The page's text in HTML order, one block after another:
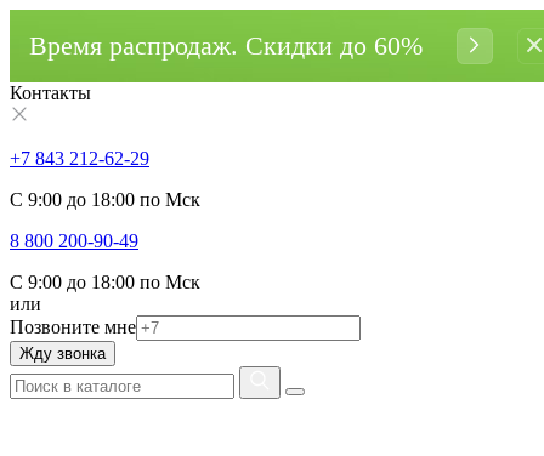
Время распродаж. Cкидки до 60%
Контакты
+7 843 212-62-29
С 9:00 до 18:00 по Мск
8 800 200-90-49
С 9:00 до 18:00 по Мск
или
Позвоните мне
Жду звонка